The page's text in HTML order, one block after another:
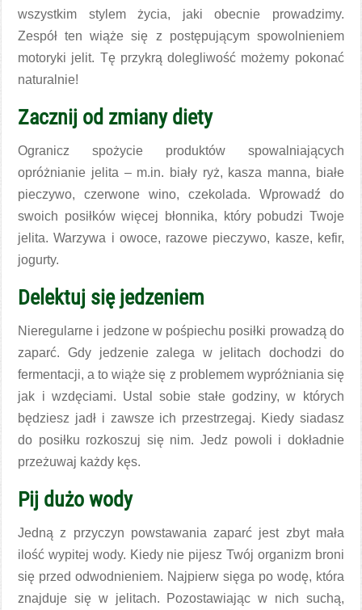
wszystkim stylem życia, jaki obecnie prowadzimy.
Zespół ten wiąże się z postępującym spowolnieniem
motoryki jelit. Tę przykrą dolegliwość możemy pokonać
naturalnie!
Zacznij od zmiany diety
Ogranicz spożycie produktów spowalniających
opróżnianie jelita – m.in. biały ryż, kasza manna, białe
pieczywo, czerwone wino, czekolada. Wprowadź do
swoich posiłków więcej błonnika, który pobudzi Twoje
jelita. Warzywa i owoce, razowe pieczywo, kasze, kefir,
jogurty.
Delektuj się jedzeniem
Nieregularne i jedzone w pośpiechu posiłki prowadzą do
zaparć. Gdy jedzenie zalega w jelitach dochodzi do
fermentacji, a to wiąże się z problemem wypróżniania się
jak i wzdęciami. Ustal sobie stałe godziny, w których
będziesz jadł i zawsze ich przestrzegaj. Kiedy siadasz
do posiłku rozkoszuj się nim. Jedz powoli i dokładnie
przeżuwaj każdy kęs.
Pij dużo wody
Jedną z przyczyn powstawania zaparć jest zbyt mała
ilość wypitej wody. Kiedy nie pijesz Twój organizm broni
się przed odwodnieniem. Najpierw sięga po wodę, która
znajduje się w jelitach. Pozostawiając w nich suchą,